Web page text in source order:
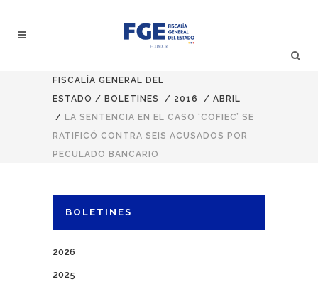
FISCALÍA GENERAL DEL
ESTADO / BOLETINES / 2016 / ABRIL
/ LA SENTENCIA EN EL CASO ‘COFIEC’ SE
RATIFICÓ CONTRA SEIS ACUSADOS POR
PECULADO BANCARIO
BOLETINES
2026
2025